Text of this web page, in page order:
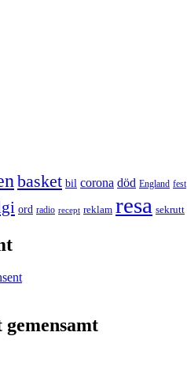
basket bil corona död England fest
ord radio recept reklam resa sekrutt
gemensamt